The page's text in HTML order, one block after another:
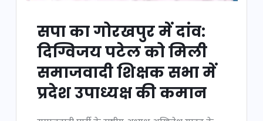
सपा का गोरखपुर में दांव:
दिग्विजय पटेल को मिली
समाजवादी शिक्षक सभा में
प्रदेश उपाध्यक्ष की कमान